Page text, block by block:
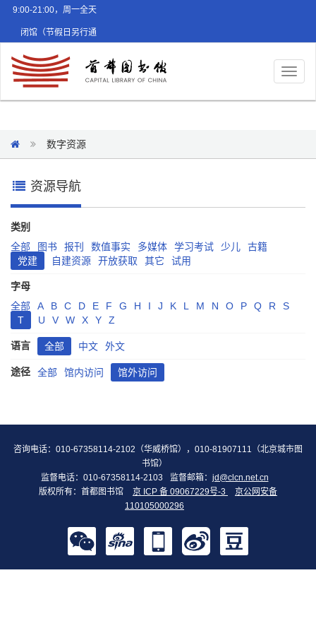
9:00-21:00，周一全天
闭馆（节假日另行通
数字资源
资源导航
类别
全部
图书 报刊 数值事实 多媒体 学习考试 少儿
古籍
党建
自建资源 开放获取 其它 试用
字母
全部
A B C D E F G H I J K L M N O P Q R
S
T
U V W X Y Z
语言 全部 中文 外文
途径 全部 馆内访问 馆外访问
咨询电话：010-67358114-2102（华威桥馆），010-81907111（北京城市图
书馆）
监督电话：010-67358114-2103
监督邮箱： jd@clcn.net.cn
版权所有：首都图书馆
京 ICP 备 09067229号-3
京公网安备
110105000296